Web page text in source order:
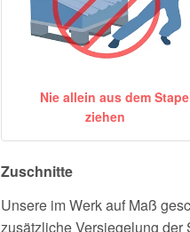
Nie allein aus dem
ziehen
Zuschnitte
Unsere im Werk auf Maß
zusätzliche Versiegelung der